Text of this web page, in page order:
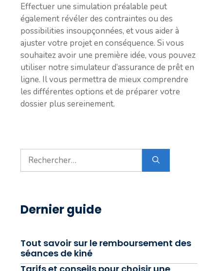
Effectuer une simulation préalable peut
également révéler des contraintes ou des
possibilities insoupçonnées, et vous aider à
ajuster votre projet en conséquence. Si vous
souhaitez avoir une première idée, vous pouvez
utiliser notre simulateur d’assurance de prêt en
ligne. Il vous permettra de mieux comprendre
les différentes options et de préparer votre
dossier plus sereinement.
Rechercher :
Dernier guide
Tout savoir sur le remboursement des
séances de kiné
Tarifs et conseils pour choisir une